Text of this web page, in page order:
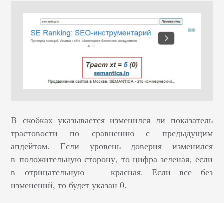
В скобках указывается изменился ли показатель
трастовости по сравнению с предыдущим
апдейтом. Если уровень доверия изменился
в положительную сторону, то цифра зеленая, если
в отрицательную — красная. Если все без
изменений, то будет указан 0.